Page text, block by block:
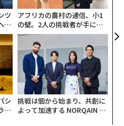
の装いがファッションとしての
カの伝統や職人技への敬意を
いる。
ツ
の
、
アフリカの農村の通信、小1
の壁。2人の挑戦者が手にし
た「次なる武器」
シ
グ
挑戦は個から始まり、共創に
よって加速する NORQAIN JA